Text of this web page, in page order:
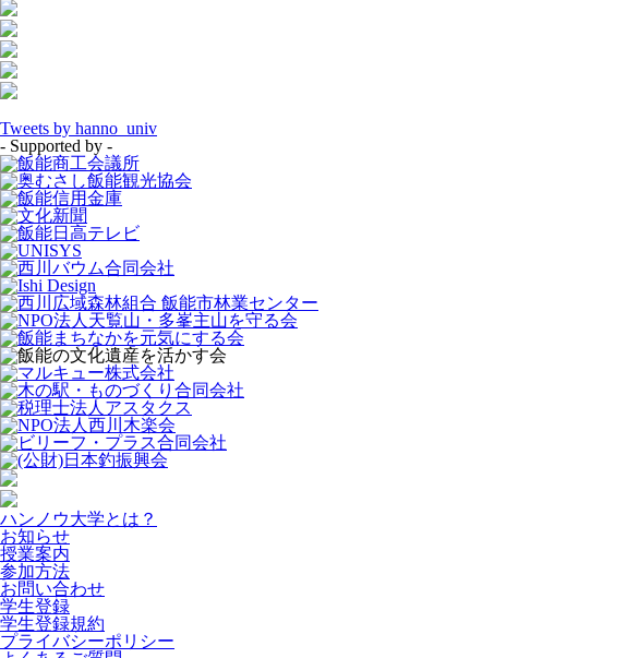
Tweets by hanno_univ
- Supported by -
ハンノウ大学とは？
お知らせ
授業案内
参加方法
お問い合わせ
学生登録
学生登録規約
プライバシーポリシー